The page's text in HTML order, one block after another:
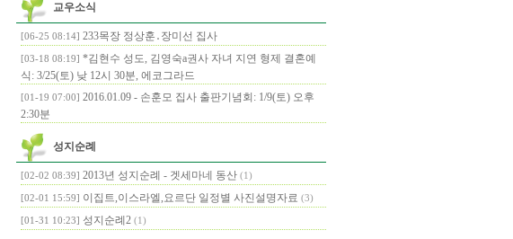
교우소식
[06-25 08:14] 233목장 정상훈․장미선 집사
[03-18 08:19] *김현수 성도, 김영숙a권사 자녀 지연 형제 결혼예
식: 3/25(토) 낮 12시 30분, 에코그라드
[01-19 07:00] 2016.01.09 - 손훈모 집사 출판기념회: 1/9(토) 오후
2:30분
성지순례
[02-02 08:39] 2013년 성지순례 - 겟세마네 동산 (1)
[02-01 15:59] 이집트,이스라엘,요르단 일정별 사진설명자료 (3)
[01-31 10:23] 성지순례2 (1)